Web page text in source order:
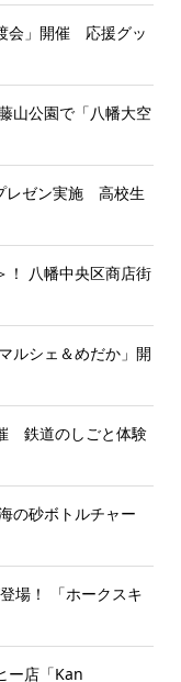
会」開催 応援グッ
山公園で「八幡大空
レゼン実施 高校生
！ 八幡中央区商店街
ルシェ＆めだか」開
鉄道のしごと体験
の砂ボトルチャー
場！ 「ホークスキ
ー店「Kan